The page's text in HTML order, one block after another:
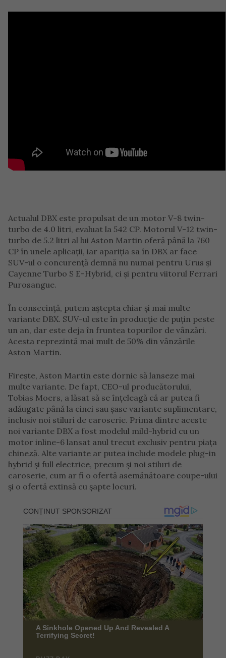
Actualul DBX este propulsat de un motor V-8 twin-
turbo de 4.0 litri, evaluat la 542 CP. Motorul V-12 twin-
turbo de 5.2 litri al lui Aston Martin oferă până la 760
CP în unele aplicații, iar apariția sa în DBX ar face
SUV-ul o concurență demnă nu numai pentru Urus și
Cayenne Turbo S E-Hybrid, ci și pentru viitorul Ferrari
Purosangue.
În consecință, putem aștepta chiar și mai multe
variante DBX. SUV-ul este în producție de puțin peste
un an, dar este deja în fruntea topurilor de vânzări.
Acesta reprezintă mai mult de 50% din vânzările
Aston Martin.
Firește, Aston Martin este dornic să lanseze mai
multe variante. De fapt, CEO-ul producătorului,
Tobias Moers, a lăsat să se înțeleagă că ar putea fi
adăugate până la cinci sau șase variante suplimentare,
inclusiv noi stiluri de caroserie. Prima dintre aceste
noi variante DBX a fost modelul mild-hybrid cu un
motor inline-6 lansat anul trecut exclusiv pentru piața
chineză. Alte variante ar putea include modele plug-in
hybrid și full electrice, precum și noi stiluri de
caroserie, cum ar fi o ofertă asemănătoare coupe-ului
și o ofertă extinsă cu șapte locuri.